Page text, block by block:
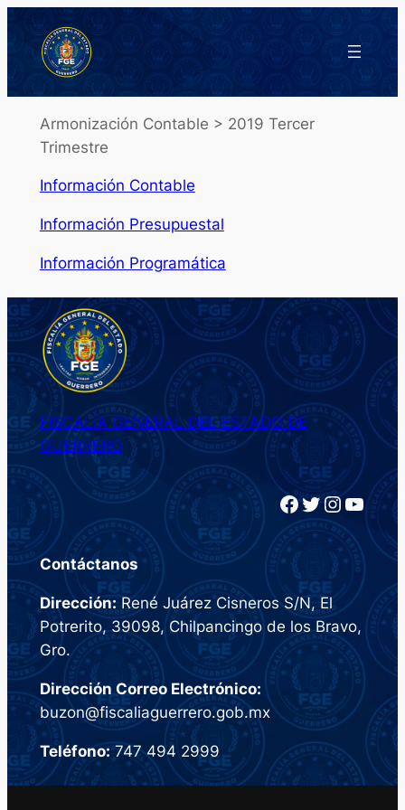
Saltar
al
contenido
Armonización Contable > 2019 Tercer
Trimestre
Información Contable
Información Presupuestal
Información Programática
FISCALÍA GENERAL DEL ESTADO DE
GUERRERO
Facebook Twitter InstagramYouTube
Contáctanos
Dirección: René Juárez Cisneros S/N, El
Potrerito, 39098, Chilpancingo de los Bravo,
Gro.
Dirección Correo Electrónico:
buzon@fiscaliaguerrero.gob.mx
Teléfono:747 494 2999